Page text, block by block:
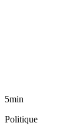
5min
Politique